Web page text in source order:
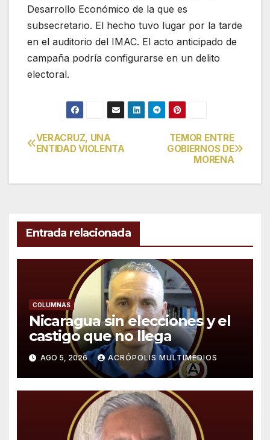
Desarrollo Económico de la que es
subsecretario. El hecho tuvo lugar por la tarde
en el auditorio del IMAC. El acto anticipado de
campaña podría configurarse en un delito
electoral.
Navegación
TEMOR ENTRE
GOBIERNOS DE
MORENA
VERACRUZ, UNA
ENTIDAD VIOLENTA
Entrada relacionada
COLUMNAS
Nicaragua sin elecciones y el
castigo que no llega
AGO 5, 2026 ACRÓPOLIS MULTIMEDIOS